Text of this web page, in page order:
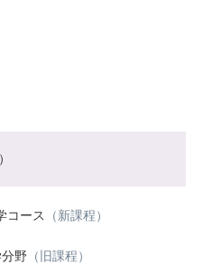
コース （新課程）
野 （旧課程）